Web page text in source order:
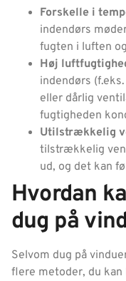
Forskelle i
indendørs
fugten i luften
Høj
indendørs
eller dårlig
fugtigheden
Utilstrækkelig
tilstrækkelig
ud, og det kan
Hvordan
dug på
Selvom dug på
flere metoder, du